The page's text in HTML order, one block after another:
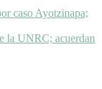
caso Ayotzinapa;
la UNRC; acuerdan